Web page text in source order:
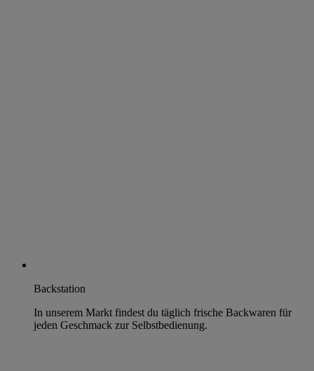
Backstation
In unserem Markt findest du täglich frische Backwaren für
jeden Geschmack zur Selbstbedienung.